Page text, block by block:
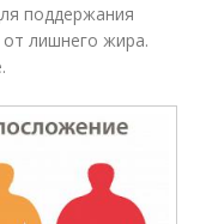
поддержания
лишнего жира.